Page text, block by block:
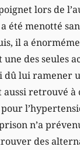
lors de
été menotté
il a
une des seules
dû lui ramener
aussi retrouvé
n’a
des